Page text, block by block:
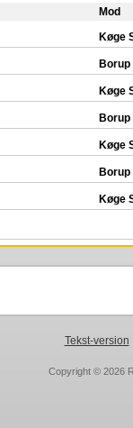
Mod
Køge
Køge
Køge
Køge
Tekst-version
Copyright © 2026